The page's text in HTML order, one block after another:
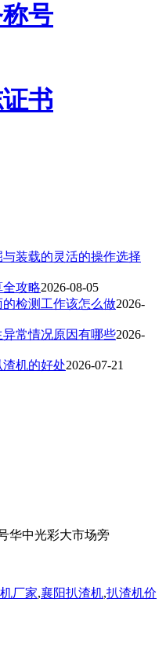
号
书
装载的灵活的操作选择
攻略2026-08-05
检测工作该怎么做2026-
常情况原因有哪些2026-
机的好处2026-07-21
华中光彩大市场旁
厂家,襄阳扒渣机,扒渣机价